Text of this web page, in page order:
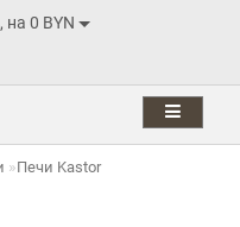
на 0 BYN
Печи Kastor